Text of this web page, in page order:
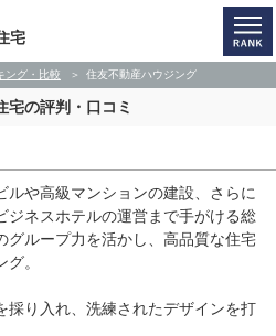
宅
ング・比較 住友不動産ハウジング
宅の評判・口コミ
ルや高級マンションの建設、さらに
ジネスホテルの運営まで手がける総
グループ力を活かし、高品質な住宅
。
採り入れ、洗練されたデザインを打